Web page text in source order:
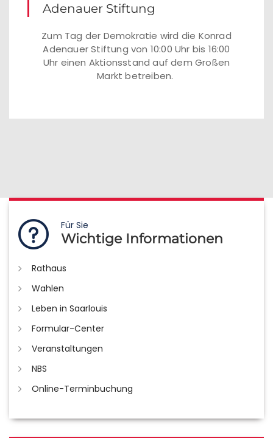
Adenauer Stiftung
Zum Tag der Demokratie wird die Konrad
Adenauer Stiftung von 10:00 Uhr bis 16:00
Uhr einen Aktionsstand auf dem Großen
Markt betreiben.
Für Sie
Wichtige Informationen
Rathaus
Wahlen
Leben in Saarlouis
Formular-Center
Veranstaltungen
NBS
Online-Terminbuchung